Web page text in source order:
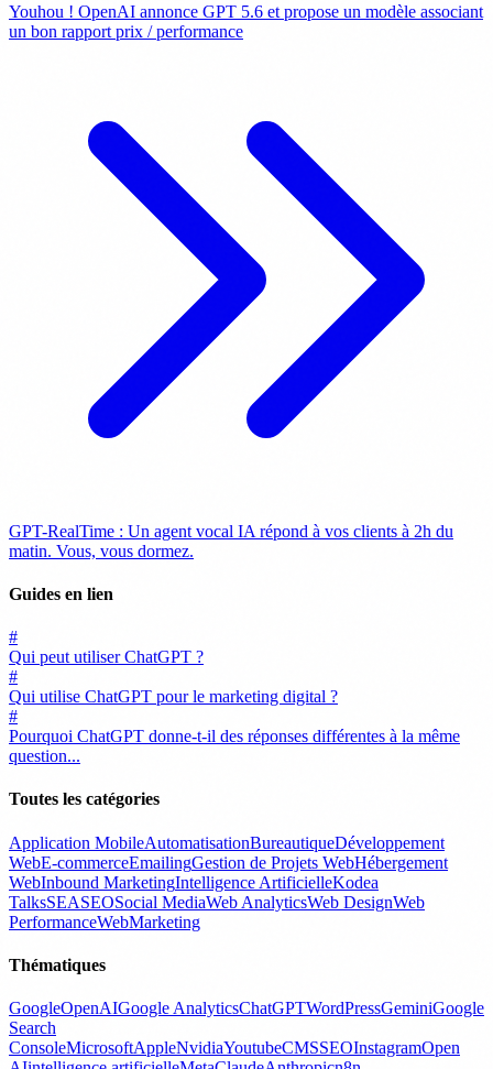
Youhou ! OpenAI annonce GPT 5.6 et propose un modèle associant
un bon rapport prix / performance
GPT-RealTime : Un agent vocal IA répond à vos clients à 2h du
matin. Vous, vous dormez.
Guides en lien
#
Qui peut utiliser ChatGPT ?
#
Qui utilise ChatGPT pour le marketing digital ?
#
Pourquoi ChatGPT donne-t-il des réponses différentes à la même
question...
Toutes les catégories
Application MobileAutomatisationBureautiqueDéveloppement
WebE-commerceEmailingGestion de Projets WebHébergement
WebInbound MarketingIntelligence ArtificielleKodea
TalksSEASEOSocial MediaWeb AnalyticsWeb DesignWeb
PerformanceWebMarketing
Thématiques
GoogleOpenAIGoogle AnalyticsChatGPTWordPressGeminiGoogle
Search
ConsoleMicrosoftAppleNvidiaYoutubeCMSSEOInstagramOpen